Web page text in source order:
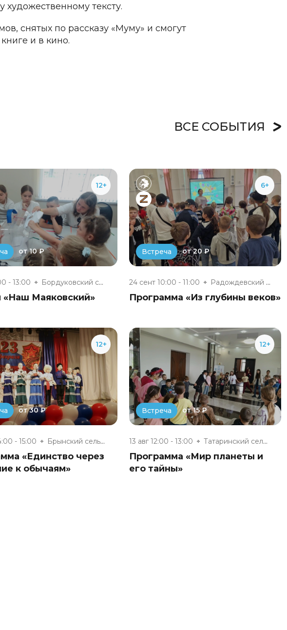
тексту.
снятых по рассказу «Муму» и смогут
и в кино.
ВСЕ СОБЫТИЯ
12+
от 10 ₽
- 13:00 Бордуковский сельский клуб
«Наш Маяковский»
6+
Встреча от 20 ₽
24 сент 10:00 - 11:00 Радождевский сельский клуб
Программа «Из глубины веков»
12+
от 30 ₽
- 15:00 Брынский сельский дом культуры
«Единство через
к обычаям»
12+
Встреча от 15 ₽
13 авг 12:00 - 13:00 Татаринский сельский клуб
Программа «Мир планеты и
его тайны»